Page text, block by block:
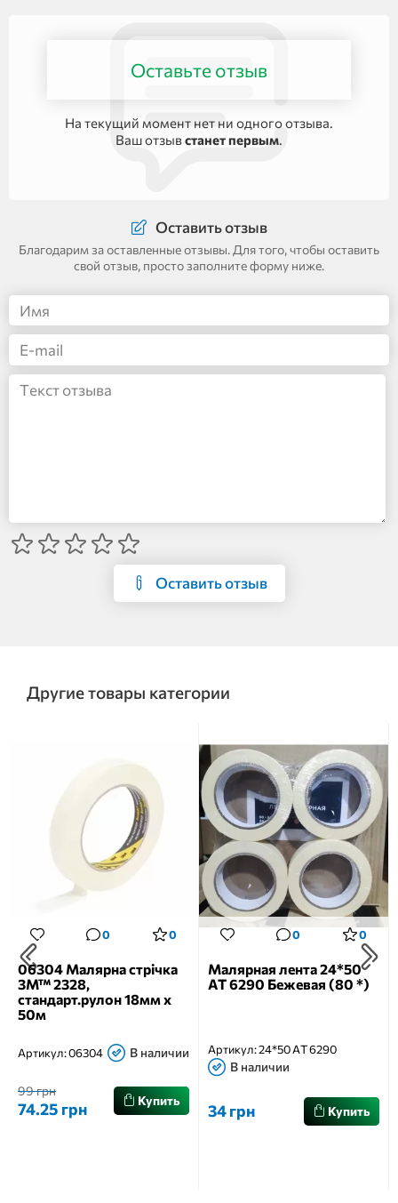
Оставьте отзыв
На текущий момент нет ни одного отзыва.
Ваш отзывстанет первым.
Оставить отзыв
Благодарим за оставленные отзывы. Для того, чтобы оставить
свой отзыв, просто заполните форму ниже.
Оставить отзыв
Другие товары категории
0 0
06304 Малярна стрічка
3M™ 2328,
стандарт.рулон 18мм x
50м
Артикул:06304 В наличии
99 грн
74.25 грн Купить
0 0
Малярная лента 24*50
AT 6290 Бежевая (80 *)
Артикул:24*50 AT 6290
В наличии
34 грн Купить